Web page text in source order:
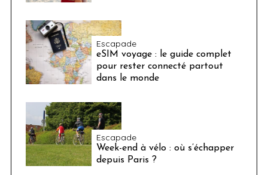
Escapade
eSIM voyage : le guide complet
pour rester connecté partout
dans le monde
Escapade
Week-end à vélo : où s’échapper
depuis Paris ?